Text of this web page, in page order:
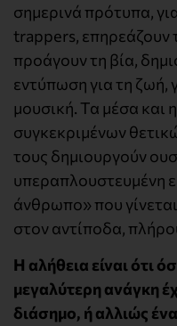
σημερινά πρότυπα,
trappers, επηρεάζουν
προάγουν τη βία,
εντύπωση για τη ζωή,
μουσική. Τα μέσα
συγκεκριμένων
τους δημιουργούν
υπεραπλουστευμένη
άνθρωπο» που
στον αντίποδα,
Η αλήθεια είναι ότι
μεγαλύτερη ανάγκη
διάσημο, ή αλλιώς